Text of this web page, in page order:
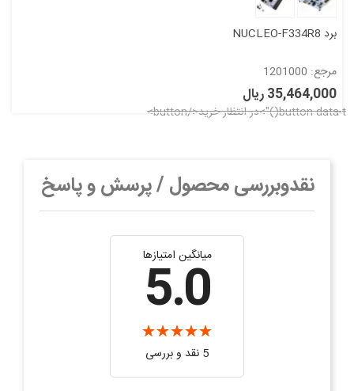
برد NUCLEO-F334R8
مرجع: 1201000
35,464,000 ریال
نقدوبررسی محصول / پرسش و پاسخ
میانگین امتیازها
5.0
5 نقد و بررسی‌‌